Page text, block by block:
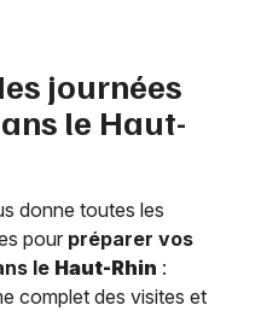
journées
le Haut-
donne toutes les
pour préparer vos
le Haut-Rhin :
complet des visites et